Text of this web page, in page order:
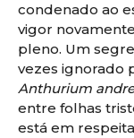
condenado ao
vigor
pleno. Um
vezes ignorado
Anthurium
entre folhas
está em